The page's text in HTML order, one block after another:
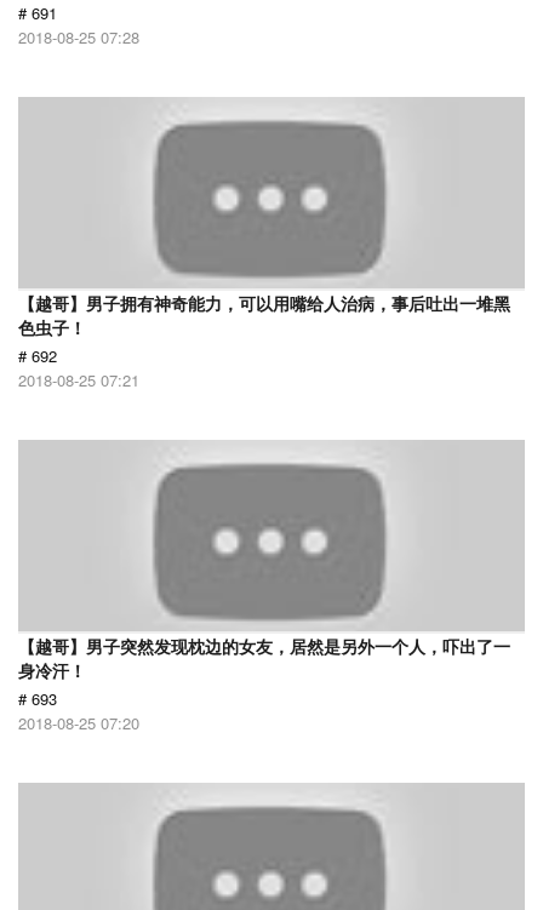
# 691
2018-08-25 07:28
【越哥】男子拥有神奇能力，可以用嘴给人治病，事后吐出一堆黑
色虫子！
# 692
2018-08-25 07:21
【越哥】男子突然发现枕边的女友，居然是另外一个人，吓出了一
身冷汗！
# 693
2018-08-25 07:20